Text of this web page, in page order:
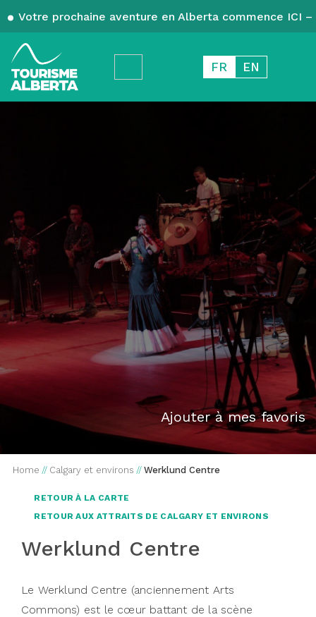
Votre prochaine aventure en Alberta commence ICI
FR EN
Ajouter à mes favoris
Home // Calgary et environs // Werklund Centre
RETOUR À LA CARTE
RETOUR AUX ATTRAITS DE CALGARY ET ENVIRONS
Werklund Centre
Le Werklund Centre (anciennement Arts
Commons) est le cœur battant de la scène